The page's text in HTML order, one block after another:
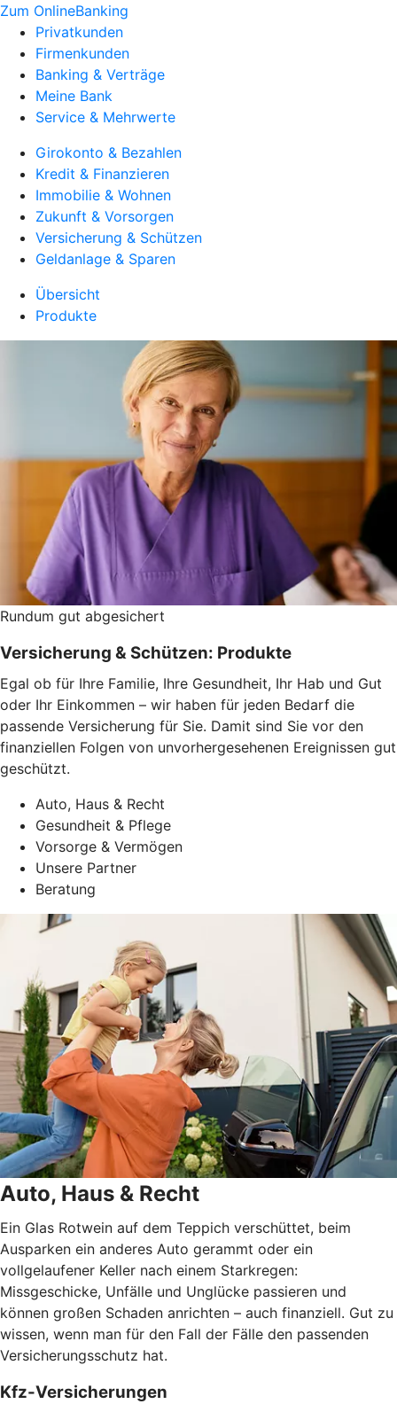
Zum OnlineBanking
Privatkunden
Firmenkunden
Banking & Verträge
Meine Bank
Service & Mehrwerte
Girokonto & Bezahlen
Kredit & Finanzieren
Immobilie & Wohnen
Zukunft & Vorsorgen
Versicherung & Schützen
Geldanlage & Sparen
Übersicht
Produkte
Rundum gut abgesichert
Versicherung & Schützen: Produkte
Egal ob für Ihre Familie, Ihre Gesundheit, Ihr Hab und Gut
oder Ihr Einkommen – wir haben für jeden Bedarf die
passende Versicherung für Sie. Damit sind Sie vor den
finanziellen Folgen von unvorhergesehenen Ereignissen gut
geschützt.
Auto, Haus & Recht
Gesundheit & Pflege
Vorsorge & Vermögen
Unsere Partner
Beratung
Auto, Haus & Recht
Ein Glas Rotwein auf dem Teppich verschüttet, beim
Ausparken ein anderes Auto gerammt oder ein
vollgelaufener Keller nach einem Starkregen:
Missgeschicke, Unfälle und Unglücke passieren und
können großen Schaden anrichten – auch finanziell. Gut zu
wissen, wenn man für den Fall der Fälle den passenden
Versicherungsschutz hat.
Kfz-Versicherungen